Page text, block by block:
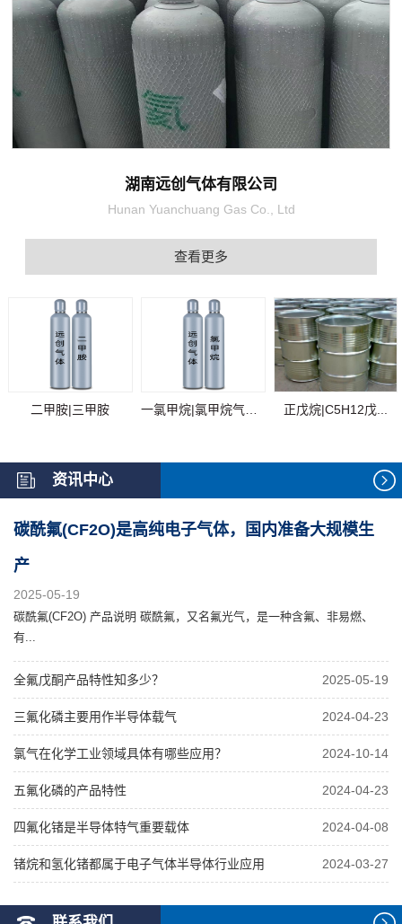
湖南远创气体有限公司
Hunan Yuanchuang Gas Co., Ltd
查看更多
二甲胺|三甲胺 正戊烷|C5H12戊...
资讯中心
碳酰氟(CF2O)是高纯电子气体，国内准备大规模生
产
2025-05-19
碳酰氟(CF2O) 产品说明 碳酰氟，又名氟光气，是一种含氟、非易燃、
有...
全氟戊酮产品特性知多少？ 2025-05-19
三氟化磷主要用作半导体载气 2024-04-23
氯气在化学工业领域具体有哪些应用？ 2024-10-14
五氟化磷的产品特性 2024-04-23
四氟化锗是半导体特气重要载体 2024-04-08
锗烷和氢化锗都属于电子气体半导体行业应用 2024-03-27